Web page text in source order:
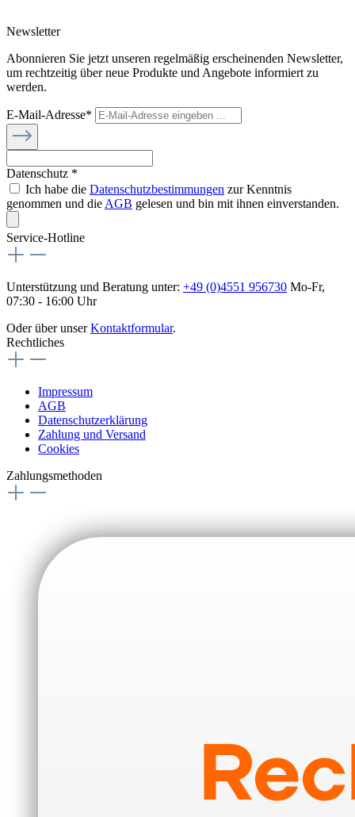
Newsletter
Abonnieren Sie jetzt unseren regelmäßig erscheinenden Newsletter,
um rechtzeitig über neue Produkte und Angebote informiert zu
werden.
E-Mail-Adresse*
Datenschutz *
Ich habe die Datenschutzbestimmungen zur Kenntnis
genommen und die AGB gelesen und bin mit ihnen einverstanden.
Service-Hotline
Unterstützung und Beratung unter: +49 (0)4551 956730 Mo-Fr,
07:30 - 16:00 Uhr
Oder über unserKontaktformular.
Rechtliches
Impressum
AGB
Datenschutzerklärung
Zahlung und Versand
Cookies
Zahlungsmethoden